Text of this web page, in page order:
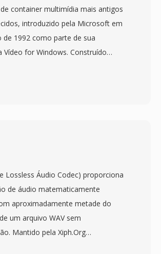
container multimídia mais antigos
introduzido pela Microsoft em
de 1992 como parte de sua
Vídeo for Windows. Construído
Resource Interchange File
que pode conter vídeo
Cinepak é Indeo até os
DivX, Xvid é fluxos H.264. Essa
contribuiu para a adoção
em computadores pessoais ao
anos 1990 é 2000. Uma
Lossless Áudio Codec) proporciona
de áudio matematicamente
aproximadamente metade do
um arquivo WAV sem
Mantido pela Xiph.Org
é lancado em 2001, rapidamente